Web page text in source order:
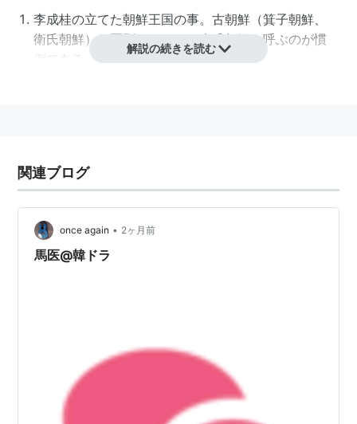
李成桂の立てた朝鮮王国の事。古朝鮮（箕子朝鮮、
衛氏朝鮮）と区別するために李氏朝鮮と呼ぶのが慣
例である。
→朝鮮史
を朝鮮の始まりとし、約半万年の歴史があると言われ
ている。しかし、証拠となる遺跡が無く、文献は私史で
ある三国遺事のみであり、その存在は疑わしい。
（箕子朝鮮と呼ばれている）を乗っ取って樹立(紀元前
194年)した国である。その後、漢に滅ぼされて(紀元前
108年)、楽浪郡などが設置され、朝鮮北部は中国の直轄
領に入る。南部には、三韓と呼ばれる、弁韓、辰韓、馬
解説の続きを読む
関連ブログ
once again • 2ヶ月前
馬医@韓ドラ